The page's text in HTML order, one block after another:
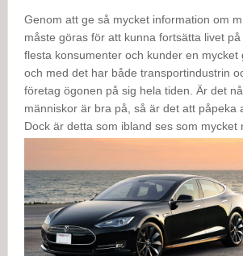
Genom att ge så mycket information om
måste göras för att kunna fortsätta livet
flesta konsumenter och kunder en mycket
och med det har både transportindustrin
företag ögonen på sig hela tiden. Är det
människor är bra på, så är det att påpeka
Dock är detta som ibland ses som mycket